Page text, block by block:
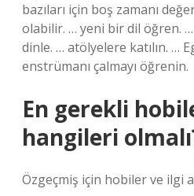
bazıları için boş zamanı
olabilir. … yeni bir dil öğren.
dinle. … atölyelere katılın. …
enstrümanı çalmayı öğrenin.
En gerekli
hangileri
Özgeçmiş için hobiler ve ilgi